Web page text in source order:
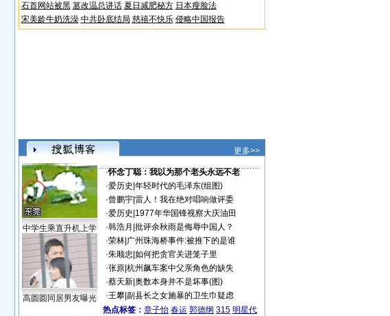
石首网站被黑 篡改温总讲话 夏日减肥秘方 日本瘦脸法
宋美龄牛奶洗澡 中共卧底结局 慈禧不快乐 侵略中国报告
更多>>
中学生乘直升机上学
高圆圆同居男友曝光
·怀念丁聪：我以为那个老头永远不老
·爱历史 年轻时代的毛泽东(组图)
·曾鹏宇| 雷人！我在绝对唱响做评委
·爱历史 1977年华国锋视察大庆油田
·韩浩月 批评余秋雨是侮辱中国人？
·荣林| 广州珠海桥事件:被推下的是谁
·朱顺忠 如何把贪官关进笼子里
·张原| 杭州飙车案中父亲角色的缺失
·蔡天新| 奥数本身并不是坏事(图)
·王攀| 副县长之女施暴的卫生巾疑虑
热点标签： 章子怡 春运 郭德纲 315 明星代